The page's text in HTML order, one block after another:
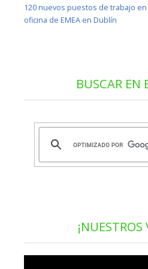
120 nuevos puestos de trabajo
oficina de EMEA en Dublín
BUSCAR EN
¡NUESTROS